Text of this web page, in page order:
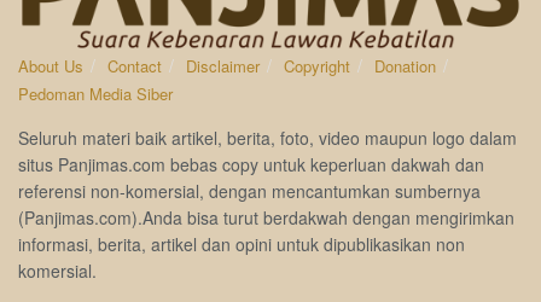
About Us Contact Disclaimer Copyright
Donation
Pedoman Media Siber
Seluruh materi baik artikel, berita, foto, video maupun logo dalam
situs Panjimas.com bebas copy untuk keperluan dakwah dan
referensi non-komersial, dengan mencantumkan sumbernya
(Panjimas.com).Anda bisa turut berdakwah dengan mengirimkan
informasi, berita, artikel dan opini untuk dipublikasikan non
komersial.